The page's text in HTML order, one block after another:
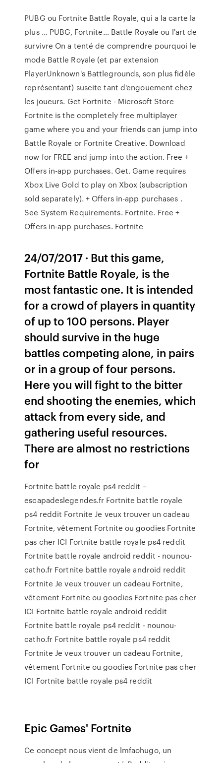
PUBG ou Fortnite Battle Royale, qui a la carte la
plus ... PUBG, Fortnite... Battle Royale ou l'art de
survivre On a tenté de comprendre pourquoi le
mode Battle Royale (et par extension
PlayerUnknown's Battlegrounds, son plus fidèle
représentant) suscite tant d'engouement chez
les joueurs. Get Fortnite - Microsoft Store
Fortnite is the completely free multiplayer
game where you and your friends can jump into
Battle Royale or Fortnite Creative. Download
now for FREE and jump into the action. Free +
Offers in-app purchases. Get. Game requires
Xbox Live Gold to play on Xbox (subscription
sold separately). + Offers in-app purchases .
See System Requirements. Fortnite. Free +
Offers in-app purchases. Fortnite
24/07/2017 · But this game,
Fortnite Battle Royale, is the
most fantastic one. It is intended
for a crowd of players in quantity
of up to 100 persons. Player
should survive in the huge
battles competing alone, in pairs
or in a group of four persons.
Here you will fight to the bitter
end shooting the enemies, which
attack from every side, and
gathering useful resources.
There are almost no restrictions
for
Fortnite battle royale ps4 reddit –
escapadeslegendes.fr Fortnite battle royale
ps4 reddit Fortnite Je veux trouver un cadeau
Fortnite, vêtement Fortnite ou goodies Fortnite
pas cher ICI Fortnite battle royale ps4 reddit
Fortnite battle royale android reddit - nounou-
catho.fr Fortnite battle royale android reddit
Fortnite Je veux trouver un cadeau Fortnite,
vêtement Fortnite ou goodies Fortnite pas cher
ICI Fortnite battle royale android reddit
Fortnite battle royale ps4 reddit - nounou-
catho.fr Fortnite battle royale ps4 reddit
Fortnite Je veux trouver un cadeau Fortnite,
vêtement Fortnite ou goodies Fortnite pas cher
ICI Fortnite battle royale ps4 reddit
Epic Games' Fortnite
Ce concept nous vient de lmfaohugo, un